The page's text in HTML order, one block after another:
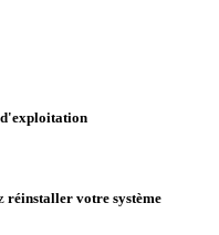
d'exploitation
réinstaller votre système